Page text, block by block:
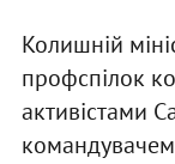
Колишній
профспілок
активістами